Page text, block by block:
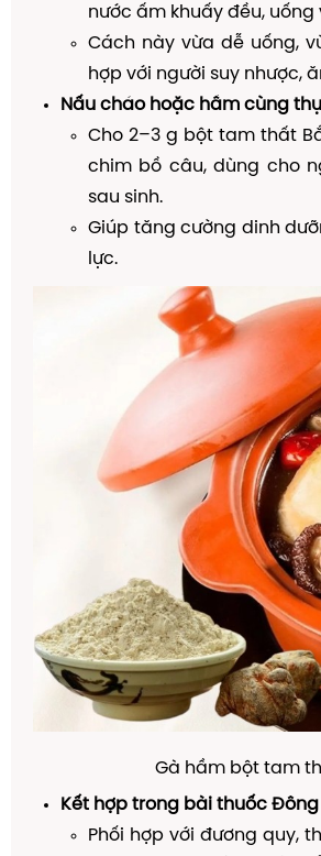
nước ấm khuấy đều, uống
Cách này vừa dễ uống,
hợp với người suy nhược,
Nấu cháo hoặc hầm cùng
Cho 2–3 g bột tam thất
chim bồ câu, dùng cho
sau sinh.
Giúp tăng cường dinh
lực.
Gà hầm bột tam
Kết hợp trong bài thuốc Đông
Phối hợp với đương quy,